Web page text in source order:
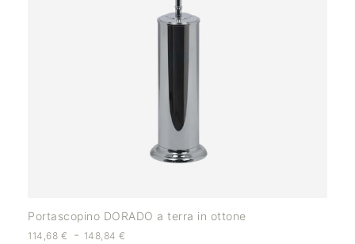
Portascopino DORADO a terra in ottone
114,68 € - 148,84€